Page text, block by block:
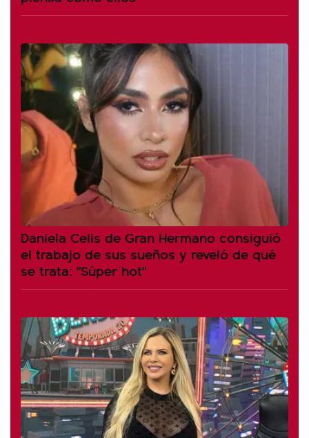
Daniela Celis de Gran Hermano consiguió
el trabajo de sus sueños y reveló de qué
se trata: "Súper hot"